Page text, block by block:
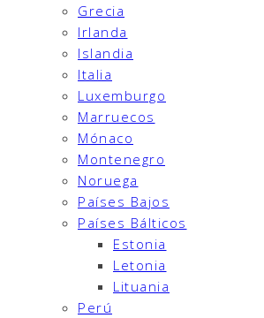
Grecia
Irlanda
Islandia
Italia
Luxemburgo
Marruecos
Mónaco
Montenegro
Noruega
Países Bajos
Países Bálticos
Estonia
Letonia
Lituania
Perú